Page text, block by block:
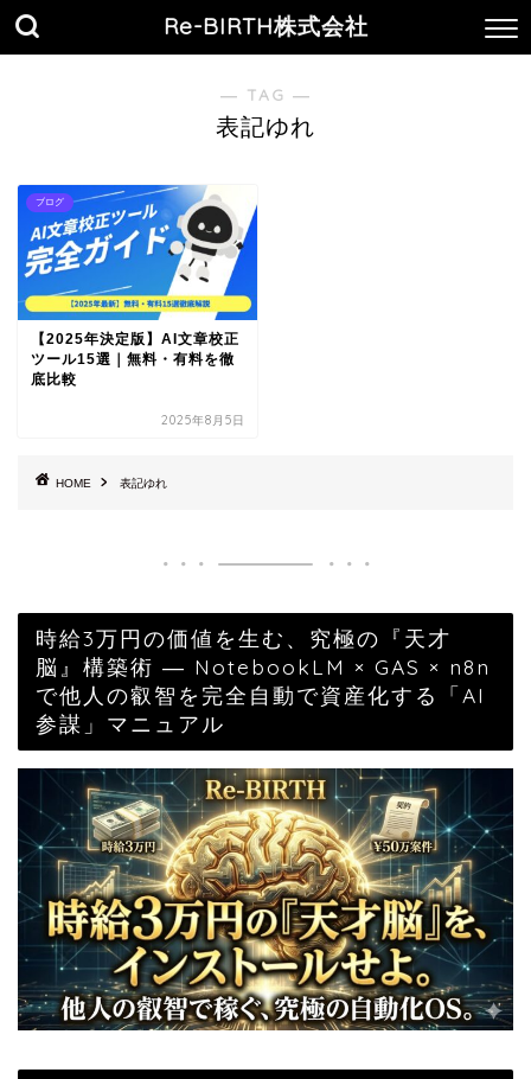
Re-BIRTH株式会社
― TAG ―
表記ゆれ
ブログ
【2025年決定版】AI文章校正
ツール15選｜無料・有料を徹
底比較
2025年8月5日
HOME 表記ゆれ
時給3万円の価値を生む、究極の『天才
脳』構築術 ― NotebookLM × GAS × n8n
で他人の叡智を完全自動で資産化する「AI
参謀」マニュアル